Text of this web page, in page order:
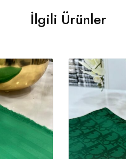
İlgili Ürünler